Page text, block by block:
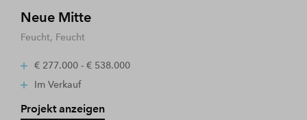
Neue Mitte
Feucht, Feucht
€ 277.000 - € 538.000
Im Verkauf
Projekt anzeigen